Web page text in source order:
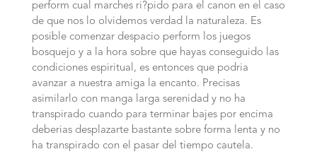
perform cual marches ri?pido para el canon en el caso
de que nos lo olvidemos verdad la naturaleza. Es
posible comenzar despacio perform los juegos
bosquejo y a la hora sobre que hayas conseguido las
condiciones espiritual, es entonces que podri­a
avanzar a nuestra amiga la encanto. Precisas
asimilarlo con manga larga serenidad y no ha
transpirado cuando para terminar bajes por encima
deberias desplazarte bastante sobre forma lenta y no
ha transpirado con el pasar del tiempo cautela.